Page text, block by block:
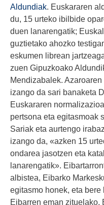
Aldundiak. Euskararen
du, 15 urteko ibilbide
duen lanarengatik;
guztietako ahozko
eskumen librean
zuen Gipuzkoako
Mendizabalek.
izango da sari banaketa
Euskararen
pertsona eta egitasmoak
Sariak eta aurtengo
izango da, «azken 15
ondarea jasotzen eta
lanarengatik».
albistea, Eibarko
egitasmo honek, eta
Eibarren eman zituelako,